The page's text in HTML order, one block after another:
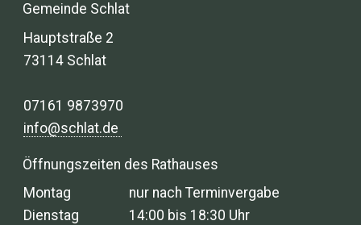
Gemeinde Schlat
Hauptstraße 2
73114 Schlat
07161 9873970
info@schlat.de
Öffnungszeiten des Rathauses
Montag
nur nach Terminvergabe
Dienstag
14:00 bis 18:30 Uhr